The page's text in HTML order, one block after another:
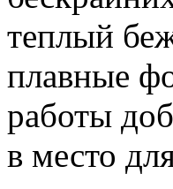
теплый
плавные
работы
в место